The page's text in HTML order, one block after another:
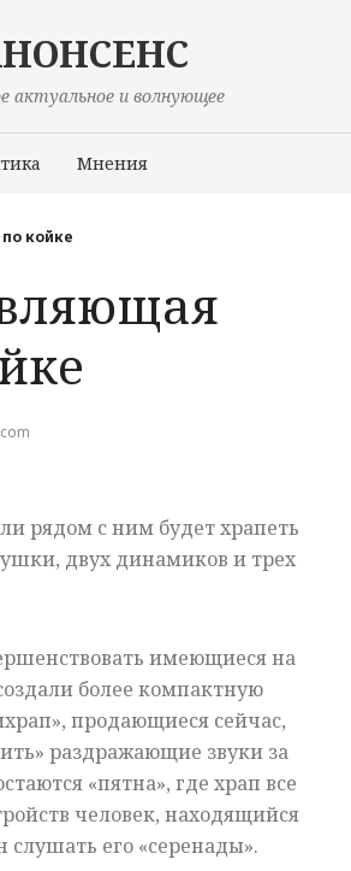
актуальное и волнующее
Мнения
Происшествия
койке
рядом с ним будет храпеть
двух динамиков и трех
имеющиеся на
более компактную
продающиеся сейчас,
раздражающие звуки за
«пятна», где храп все
человек, находящийся
его «серенады».